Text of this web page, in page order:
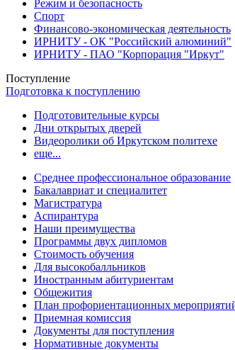
Режим и безопасность
Спорт
Финансово-экономическая деятельность
ИРНИТУ - ОК "Российский алюминий"
ИРНИТУ - ПАО "Корпорация "Иркут"
Поступление
Подготовка к поступлению
Подготовительные курсы
Дни открытых дверей
Видеоролики об Иркутском политехе
еще...
Cреднее профессиональное образование
Бакалавриат и специалитет
Магистратура
Аспирантура
Наши преимущества
Программы двух дипломов
Стоимость обучения
Для высокобалльников
Иностранным абитуриентам
Общежития
План профориентационных
Приемная комиссия
Документы для поступления
Нормативные документы